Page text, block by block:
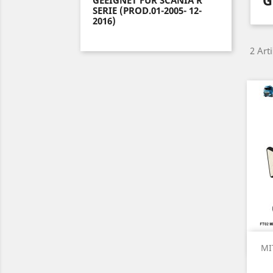
SERIE (PROD.01-2005- 12-
2016)
2